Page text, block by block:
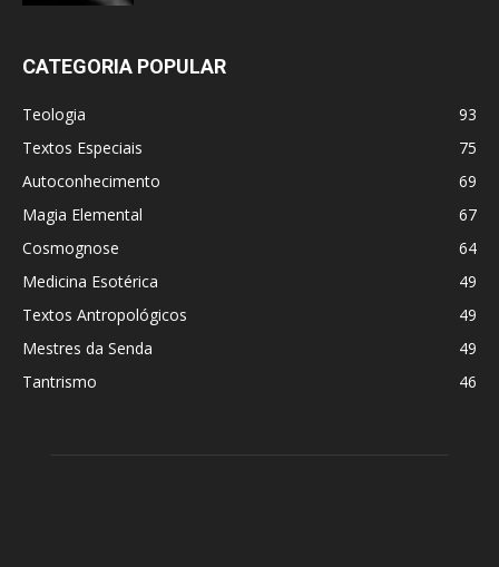
CATEGORIA POPULAR
Teologia
93
Textos Especiais
75
Autoconhecimento
69
Magia Elemental
67
Cosmognose
64
Medicina Esotérica
49
Textos Antropológicos
49
Mestres da Senda
49
Tantrismo
46